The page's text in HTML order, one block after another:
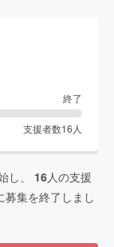
終了
支援者数16 人
し、 16人の支援
募集を終了しまし